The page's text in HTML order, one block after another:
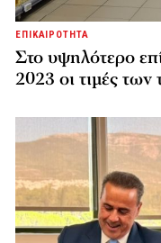
ΕΠΙΚΑΙΡΟΤΗΤΑ
Στο υψηλότερο
2023 οι τιμές